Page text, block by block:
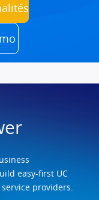
easy-first UC
providers.